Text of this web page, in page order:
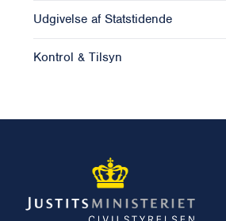
Udgivelse af Statstidende
Kontrol & Tilsyn